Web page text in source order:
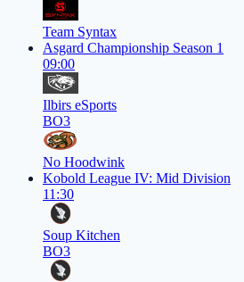
Team Syntax
Asgard Championship Season 1
09:00
Ilbirs eSports
BO3
No Hoodwink
Kobold League IV: Mid Division
11:30
Soup Kitchen
BO3